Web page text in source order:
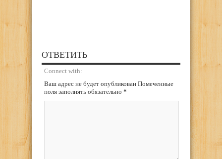
ОТВЕТИТЬ
Connect with:
Ваш адрес не будет опубликован Помеченные
поля заполнять обязательно *